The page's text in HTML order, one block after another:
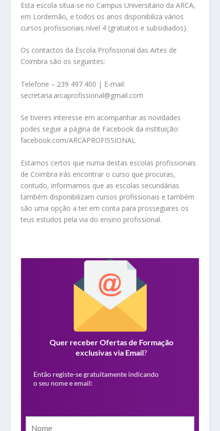
Esta escola situa-se no Campus Universitário da ARCA,
em Lordemão, e todos os anos disponibiliza vários
cursos profissionais nível 4 (gratuitos e subsidiados).
Os contactos da Escola Profissional das Artes de
Coimbra são os seguintes:
Telefone – 239 497 400 | E-mail:
secretaria.arcaprofissional@gmail.com
Se tiveres interesse em acompanhar as novidades
podes seguir a página de Facebook da instituição:
facebook.com/ARCAPROFISSIONAL
Estamos certos que numa destas escolas profissionais
de Coimbra irás encontrar o curso que procuras,
contudo, informamos que as escolas secundárias
também disponibilizam cursos profissionais e também
são uma opção a ter em conta para prosseguires os
teus estudos pela via do ensino profissional.